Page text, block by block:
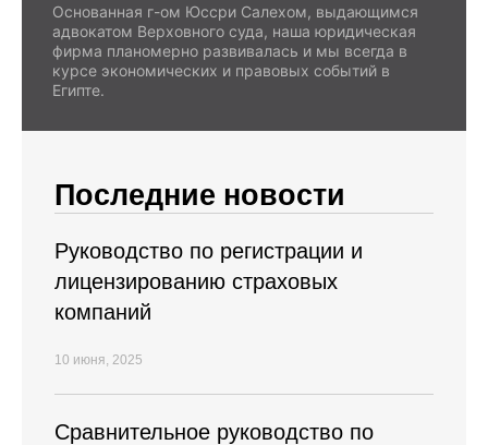
Основанная г-ом Юссри Салехом, выдающимся
адвокатом Верховного суда, наша юридическая
фирма планомерно развивалась и мы всегда в
курсе экономических и правовых событий в
Египте.
Последние новости
Руководство по регистрации и
лицензированию страховых
компаний
10 июня, 2025
Cравнительное руководство по